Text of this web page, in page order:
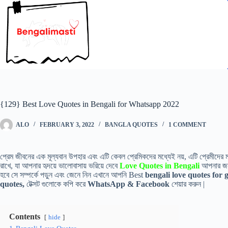
Skip
content
{129} Best Love Quotes in Bengali for Whatsapp 2022
ALO FEBRUARY 3, 2022 BANGLA QUOTES 1 COMMENT
প্রেম জীবনের এক মূল্যবান উপহার এবং এটি কেবল প্রেমিকদের মধ্যেই নয়, এটি
রাখে, যা আপনার হৃদয়ে ভালোবাসায় ভরিয়ে দেবেLove Quotes in Bengali আপনার
হবে সে সম্পর্কে পড়ুন এবং জেনে নিন এখানে আপনি Best bengali love quotes for
quotes, টেক্সট গুলোকে কপি করেWhatsApp & Facebook শেয়ার করুন |
Contents hide